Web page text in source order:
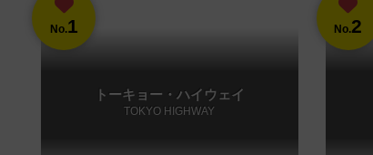
No.1
トーキョー・ハイウェイ
TOKYO HIGHWAY
No.2